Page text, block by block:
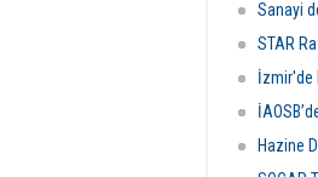
Sanayi
STAR
İzmir'de
Hazine